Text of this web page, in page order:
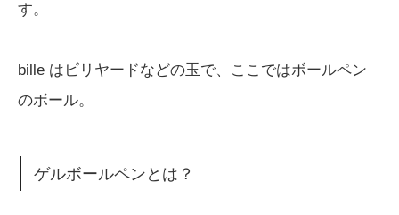
す。
bille はビリヤードなどの玉で、ここではボールペン
のボール。
ゲルボールペンとは？